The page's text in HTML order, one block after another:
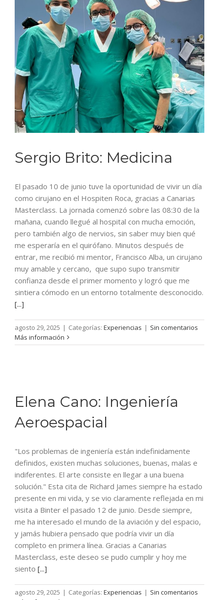
Sergio Brito: Medicina
El pasado 10 de junio tuve la oportunidad de vivir un día
como cirujano en el Hospiten Roca, gracias a Canarias
Masterclass. La jornada comenzó sobre las 08:30 de la
mañana, cuando llegué al hospital con mucha emoción,
pero también algo de nervios, sin saber muy bien qué
me esperaría en el quirófano. Minutos después de
entrar, me recibió mi mentor, Francisco Alba, un cirujano
muy amable y cercano, que supo supo transmitir
confianza desde el primer momento y logró que me
sintiera cómodo en un entorno totalmente desconocido.
[...]
agosto 29, 2025 | Categorías: Experiencias | Sin comentarios
Más información
Elena Cano: Ingeniería
Aeroespacial
"Los problemas de ingeniería están indefinidamente
definidos, existen muchas soluciones, buenas, malas e
indiferentes. El arte consiste en llegar a una buena
solución." Esta cita de Richard James siempre ha estado
presente en mi vida, y se vio claramente reflejada en mi
visita a Binter el pasado 12 de junio. Desde siempre,
me ha interesado el mundo de la aviación y del espacio,
y jamás hubiera pensado que podría vivir un día
completo en primera línea. Gracias a Canarias
Masterclass, este deseo se pudo cumplir y hoy me
siento [...]
agosto 29, 2025 | Categorías: Experiencias | Sin comentarios